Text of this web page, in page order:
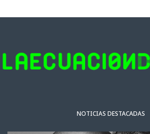
NOTICIAS DESTACADAS